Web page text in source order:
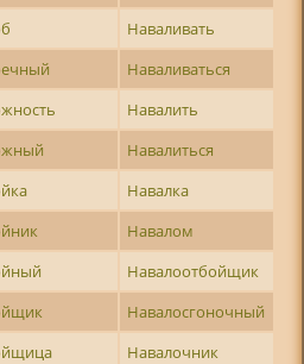
Наваливать
Наваливаться
Навалить
Навалиться
Навалка
Навалом
Навалоотбойщик
Навалосгоночный
Навалочник